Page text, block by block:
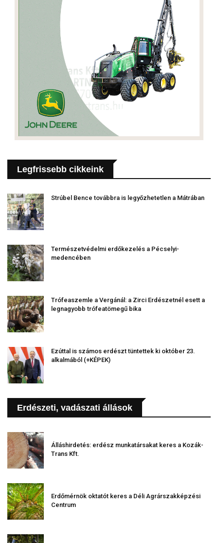
Legfrissebb cikkeink
Strúbel Bence továbbra is legyőzhetetlen a Mátrában
Természetvédelmi erdőkezelés a Pécselyi-
medencében
Trófeaszemle a Vergánál: a Zirci Erdészetnél esett a
legnagyobb trófeatömegű bika
Ezúttal is számos erdészt tüntettek ki október 23.
alkalmából (+KÉPEK)
Erdészeti, vadászati állások
Álláshirdetés: erdész munkatársakat keres a Kozák-
Trans Kft.
Erdőmérnök oktatót keres a Déli Agrárszakképzési
Centrum